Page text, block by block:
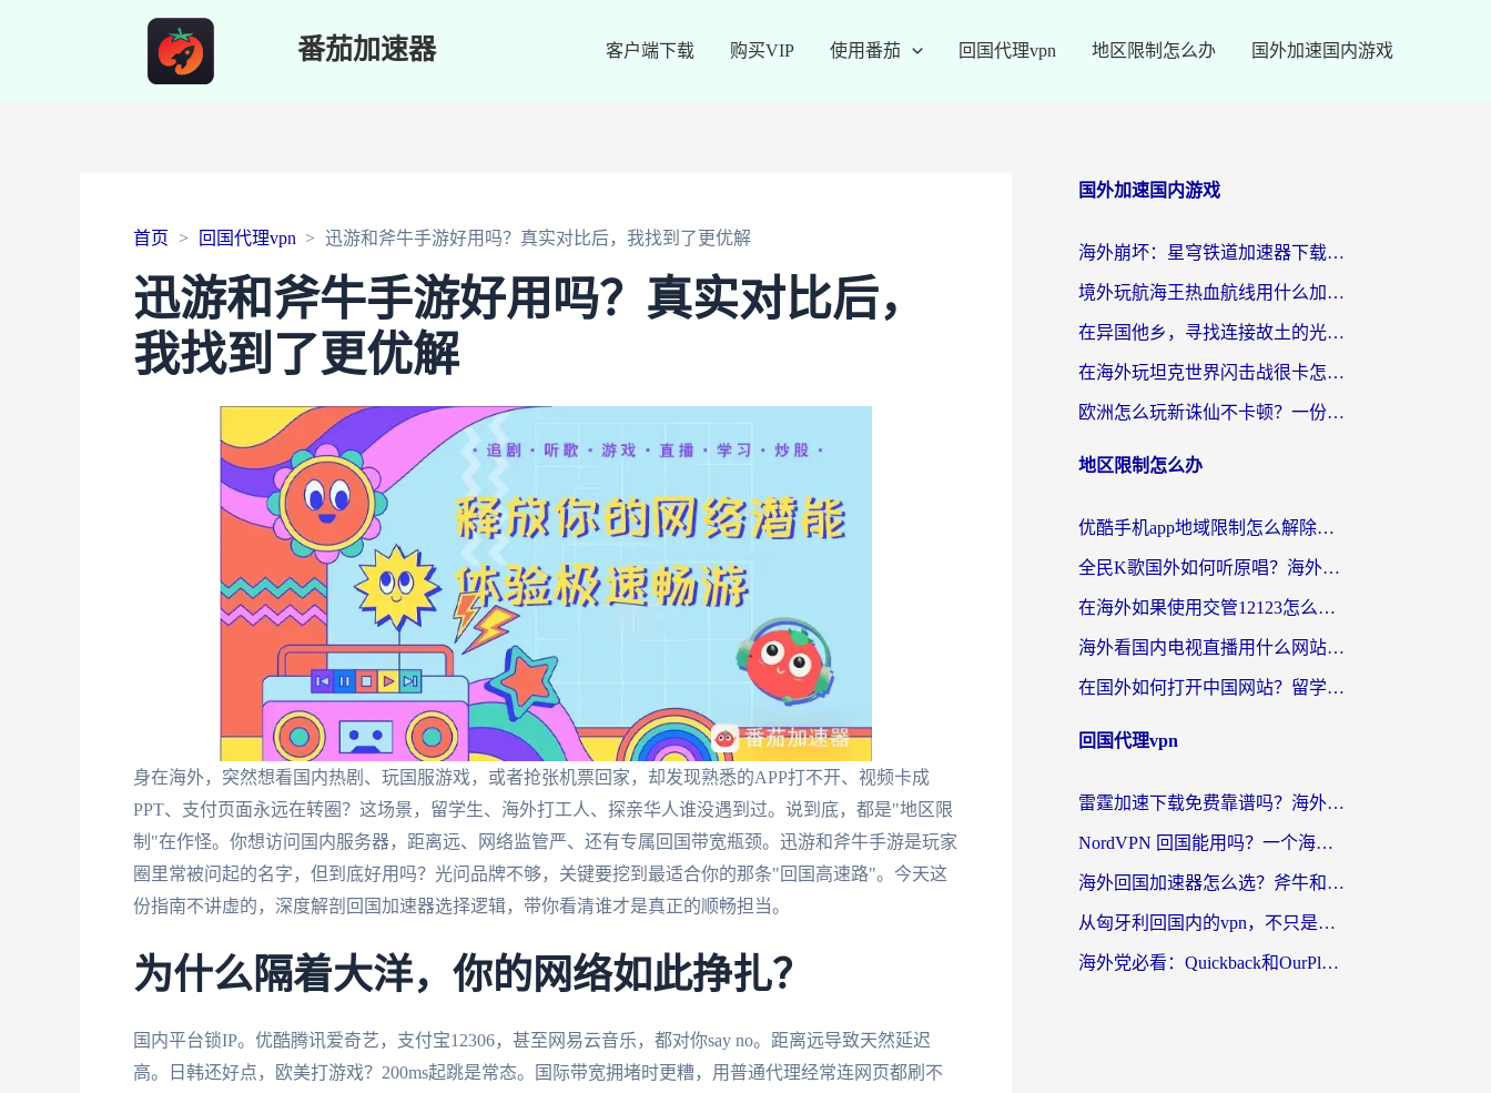
番茄加速器 客户端下载 购买VIP 使用番茄 回国代理vpn 地区限制怎么办 国外加速国内游戏
首页 回国代理vpn 迅游和斧牛手游好用吗？真实对比后，我找到了更优解
迅游和斧牛手游好用吗？真实对比后，
我找到了更优解
身在海外，突然想看国内热剧、玩国服游戏，或者抢张机票回家，却发现熟悉的APP打不开、视频卡成
PPT、支付页面永远在转圈？这场景，留学生、海外打工人、探亲华人谁没遇到过。说到底，都是"地区限
制"在作怪。你想访问国内服务器，距离远、网络监管严、还有专属回国带宽瓶颈。迅游和斧牛手游是玩家
圈里常被问起的名字，但到底好用吗？光问品牌不够，关键要挖到最适合你的那条"回国高速路"。今天这
份指南不讲虚的，深度解剖回国加速器选择逻辑，带你看清谁才是真正的顺畅担当。
为什么隔着大洋，你的网络如此挣扎？
国内平台锁IP。优酷腾讯爱奇艺，支付宝12306，甚至网易云音乐，都对你say no。距离远导致天然延迟
高。日韩还好点，欧美打游戏？200ms起跳是常态。国际带宽拥堵时更糟，用普通代理经常连网页都刷不
国外加速国内游戏
海外崩坏：星穹铁道加速器下载安装：一份给游子的终极网络指南
境外玩航海王热血航线用什么加速器？2026海外玩家实测最优方案（附欧洲问道堡垒前线加速技巧）
在异国他乡，寻找连接故土的光明大陆免费加速器
在海外玩坦克世界闪击战很卡怎么办？老玩家亲测有效的加速器选择指南
欧洲怎么玩新诛仙不卡顿？一份给海外游子的国服游戏畅玩指南
地区限制怎么办
优酷手机app地域限制怎么解除？海外党亲测有效的追剧方案
全民K歌国外如何听原唱？海外党亲测有效的回国加速器选择指南
在海外如果使用交管12123怎么处理？留学生亲测有效的回国加速方案
海外看国内电视直播用什么网站比较好？一篇解决你所有追剧难题的实用指南
在国外如何打开中国网站？留学生与海外华人的无缝访问指南
回国代理vpn
雷霆加速下载免费靠谱吗？海外党选回国加速器的避坑指南（附热门工具对比）
NordVPN 回国能用吗？一个海外用户必须面对的真实困境
海外回国加速器怎么选？斧牛和海龟哪个好？一篇帮你避开坑的实用指南
从匈牙利回国内的vpn，不只是为了刷剧那么简单
海外党必看：Quickback和OurPlay好用吗？3分钟选对回国加速器，无缝刷剧玩游戏